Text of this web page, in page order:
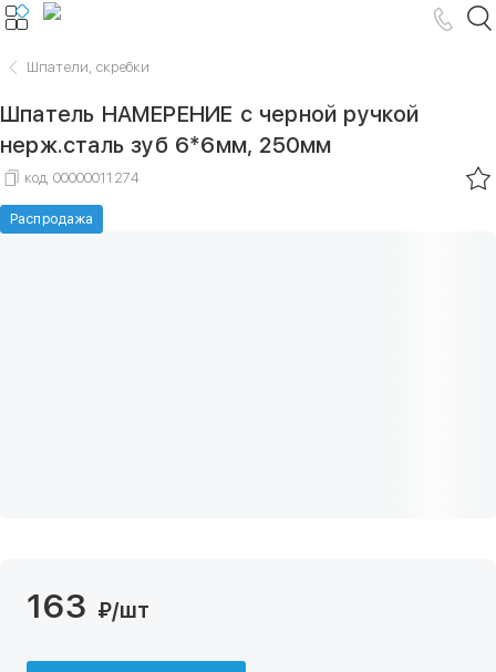
Шпатели, скребки
Шпатель НАМЕРЕНИЕ с черной ручкой
нерж.сталь зуб 6*6мм, 250мм
код 00000011274
Распродажа
163 ₽/шт